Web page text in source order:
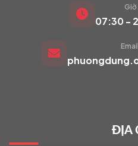
VIETCAM.VN
Đang trực tuyến
Giờ
07:30 -
ĐỊA